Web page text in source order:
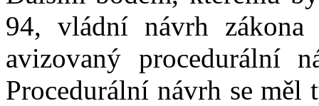
94, vládní návrh zákona
avizovaný procedurální
Procedurální návrh se